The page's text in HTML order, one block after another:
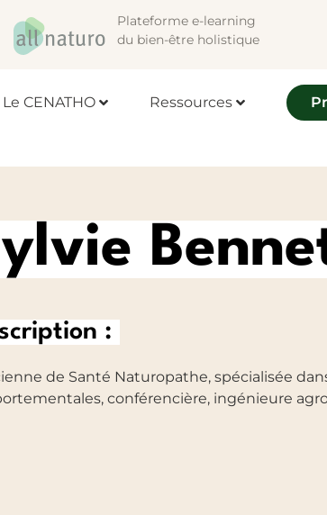
Plateforme e-learning
du bien-être holistique
Le CENATHO Ressources
:
de Santé Naturopathe, spécialisée
conférencière, ingénieure